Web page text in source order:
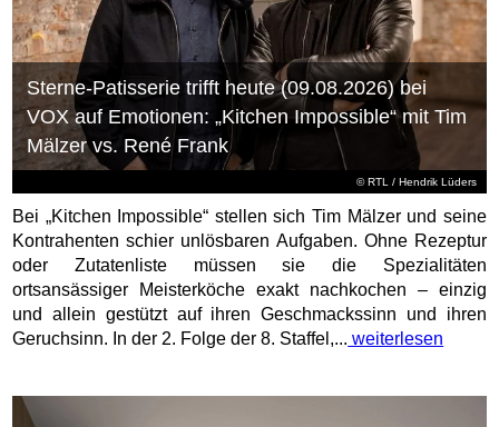
©RTL / Hendrik Lüders
Sterne-Patisserie trifft heute (09.08.2026) bei
VOX auf Emotionen: „Kitchen Impossible“ mit Tim
Mälzer vs. René Frank
Bei „Kitchen Impossible“ stellen sich Tim Mälzer und seine
Kontrahenten schier unlösbaren Aufgaben. Ohne Rezeptur
oder Zutatenliste müssen sie die Spezialitäten
ortsansässiger Meisterköche exakt nachkochen – einzig
und allein gestützt auf ihren Geschmackssinn und ihren
Geruchsinn. In der 2. Folge der 8. Staffel,... weiterlesen